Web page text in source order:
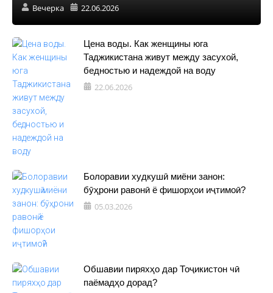
Вечерка 22.06.2026
Цена воды. Как женщины юга
Таджикистана живут между засухой,
бедностью и надеждой на воду
22.06.2026
Болоравии худкушӣ миёни занон:
бӯҳрони равонӣ ё фишорҳои иҷтимоӣ?
05.03.2026
Обшавии пиряхҳо дар Тоҷикистон чӣ
паёмадҳо дорад?